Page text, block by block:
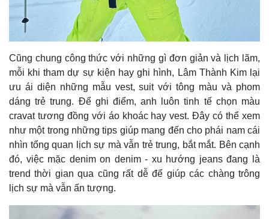
Cũng chung công thức với những gì đơn giản và lịch lãm,
mỗi khi tham dự sự kiện hay ghi hình, Lâm Thành Kim lại
ưu ái diện những mẫu vest, suit với tông màu và phom
dáng trẻ trung. Để ghi điểm, anh luôn tinh tế chọn màu
cravat tương đồng với áo khoác hay vest. Đây có thể xem
như một trong những tips giúp mang đến cho phái nam cái
nhìn tổng quan lịch sự mà vẫn trẻ trung, bắt mắt. Bên cạnh
đó, việc mặc denim on denim - xu hướng jeans đang là
trend thời gian qua cũng rất dễ để giúp các chàng trông
lịch sự mà vẫn ấn tượng.